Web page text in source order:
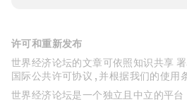
许可和重新发布
世界经济论坛的文章可依照知识共享
国际公共许可协议 , 并根据我们的使用
世界经济论坛是一个独立且中立的平